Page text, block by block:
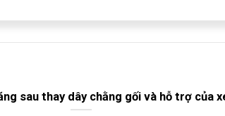
sau thay dây chằng gối và hỗ trợ của